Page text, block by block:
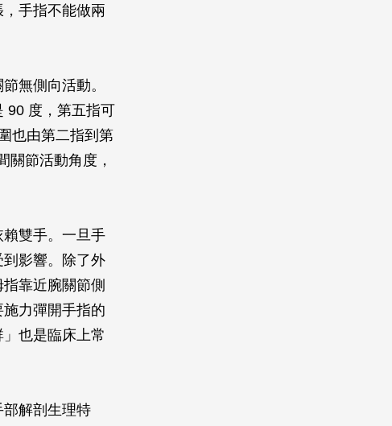
手指不能做兩
無側向活動。
90 度，第五指可
也由第二指到第
關節活動角度，
雙手。一旦手
影響。除了外
靠近腕關節側
力彈開手指的
也是臨床上常
解剖生理特